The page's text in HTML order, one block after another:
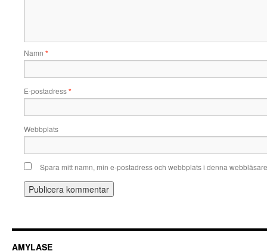
Namn *
E-postadress*
Webbplats
Spara mitt namn, min e-postadress och webbplats i denna
AMYLASE